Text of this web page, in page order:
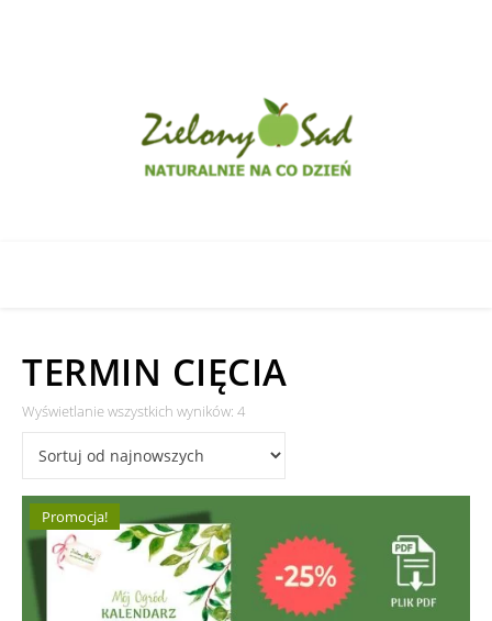
TERMIN CIĘCIA
Wyświetlanie wszystkich wyników: 4Posortowane według najnowszych
Promocja!